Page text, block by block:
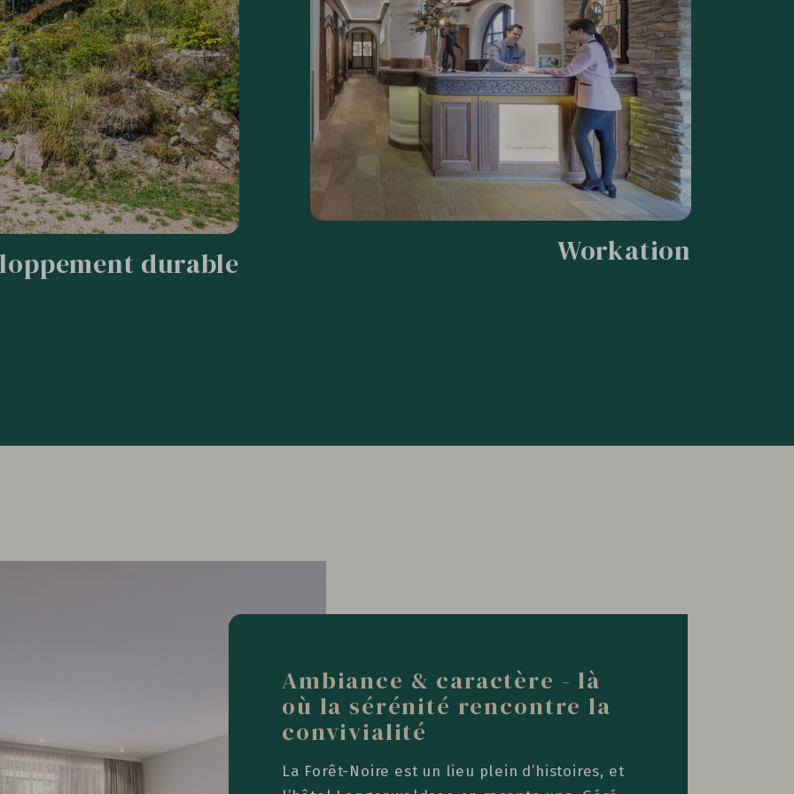
durable Workation
Ambiance & caractère - là
où la sérénité rencontre la
convivialité
La Forêt-Noire est un lieu plein d’histoires, et